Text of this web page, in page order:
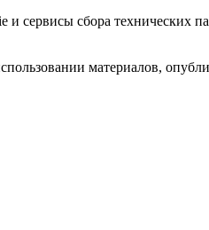
сервисы сбора технических
материалов,